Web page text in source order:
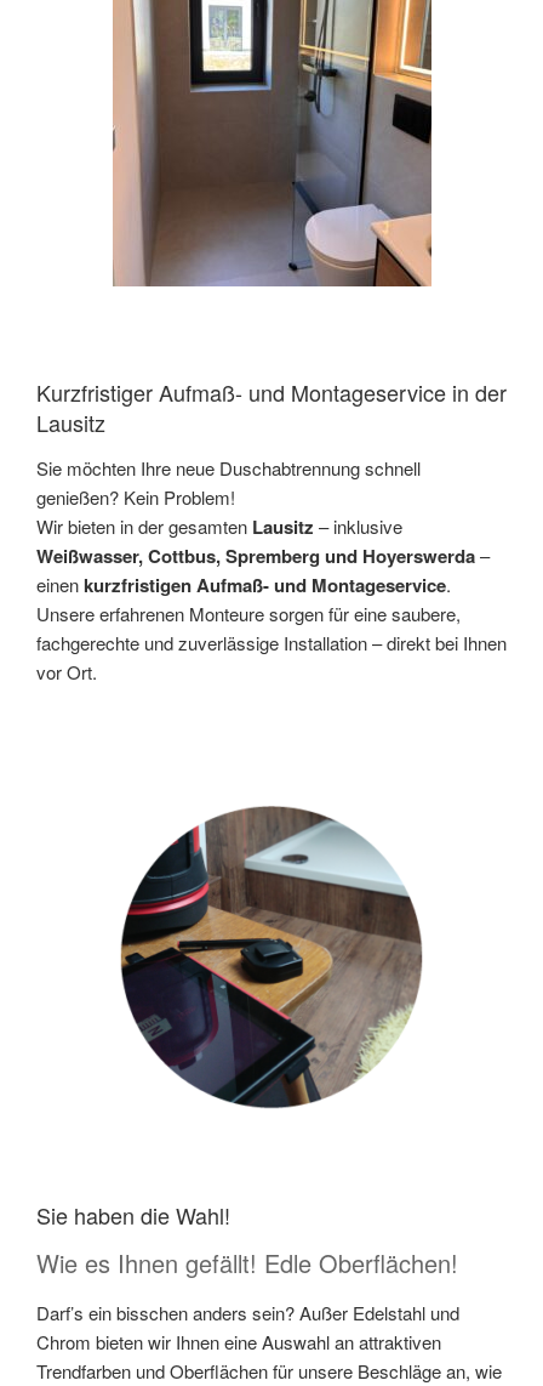
Kurzfristiger Aufmaß- und Montageservice in der
Lausitz
Sie möchten Ihre neue Duschabtrennung schnell
genießen? Kein Problem!
Wir bieten in der gesamten Lausitz – inklusive
Weißwasser, Cottbus, Spremberg und Hoyerswerda–
einenkurzfristigen Aufmaß- und Montageservice.
Unsere erfahrenen Monteure sorgen für eine saubere,
fachgerechte und zuverlässige Installation – direkt bei Ihnen
vor Ort.
Sie haben die Wahl!
Wie es Ihnen gefällt! Edle Oberflächen!
Darf’s ein bisschen anders sein? Außer Edelstahl und
Chrom bieten wir Ihnen eine Auswahl an attraktiven
Trendfarben und Oberflächen für unsere Beschläge an, wie